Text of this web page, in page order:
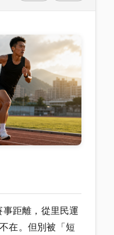
距離，從里民運
在。但別被「短